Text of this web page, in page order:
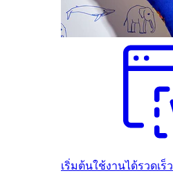
เริ่มต้นใช้งานได้รวดเร็ว